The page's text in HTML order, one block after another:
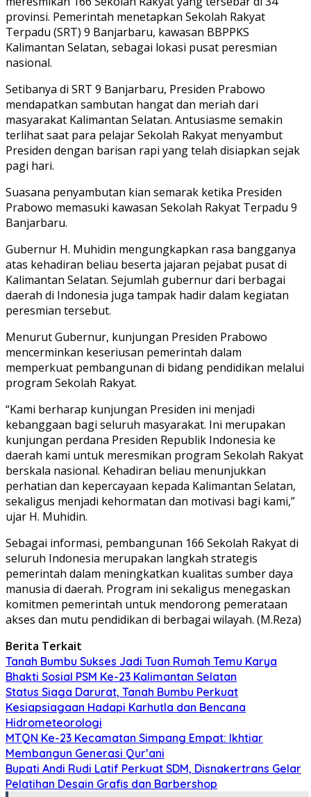
provinsi. Pemerintah menetapkan Sekolah Rakyat
Terpadu (SRT) 9 Banjarbaru, kawasan BBPPKS
Kalimantan Selatan, sebagai lokasi pusat peresmian
nasional.
Setibanya di SRT 9 Banjarbaru, Presiden Prabowo
mendapatkan sambutan hangat dan meriah dari
masyarakat Kalimantan Selatan. Antusiasme semakin
terlihat saat para pelajar Sekolah Rakyat menyambut
Presiden dengan barisan rapi yang telah disiapkan sejak
pagi hari.
Suasana penyambutan kian semarak ketika Presiden
Prabowo memasuki kawasan Sekolah Rakyat Terpadu 9
Banjarbaru.
Gubernur H. Muhidin mengungkapkan rasa bangganya
atas kehadiran beliau beserta jajaran pejabat pusat di
Kalimantan Selatan. Sejumlah gubernur dari berbagai
daerah di Indonesia juga tampak hadir dalam kegiatan
peresmian tersebut.
Menurut Gubernur, kunjungan Presiden Prabowo
mencerminkan keseriusan pemerintah dalam
memperkuat pembangunan di bidang pendidikan melalui
program Sekolah Rakyat.
“Kami berharap kunjungan Presiden ini menjadi
kebanggaan bagi seluruh masyarakat. Ini merupakan
kunjungan perdana Presiden Republik Indonesia ke
daerah kami untuk meresmikan program Sekolah Rakyat
berskala nasional. Kehadiran beliau menunjukkan
perhatian dan kepercayaan kepada Kalimantan Selatan,
sekaligus menjadi kehormatan dan motivasi bagi kami,”
ujar H. Muhidin.
Sebagai informasi, pembangunan 166 Sekolah Rakyat di
seluruh Indonesia merupakan langkah strategis
pemerintah dalam meningkatkan kualitas sumber daya
manusia di daerah. Program ini sekaligus menegaskan
komitmen pemerintah untuk mendorong pemerataan
akses dan mutu pendidikan di berbagai wilayah. (M.Reza)
Berita Terkait
Tanah Bumbu Sukses Jadi Tuan Rumah Temu Karya
Bhakti Sosial PSM Ke-23 Kalimantan Selatan
Status Siaga Darurat, Tanah Bumbu Perkuat
Kesiapsiagaan Hadapi Karhutla dan Bencana
Hidrometeorologi
MTQN Ke-23 Kecamatan Simpang Empat: Ikhtiar
Membangun Generasi Qur’ani
Bupati Andi Rudi Latif Perkuat SDM, Disnakertrans Gelar
Pelatihan Desain Grafis dan Barbershop